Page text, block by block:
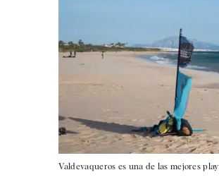
Valdevaqueros es una de las mejores